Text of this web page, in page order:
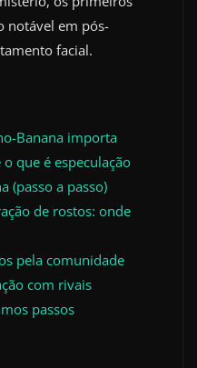
notável em pós-
facial.
Banana importa
que é especulação
(passo a passo)
de rostos: onde
pela comunidade
com rivais
passos